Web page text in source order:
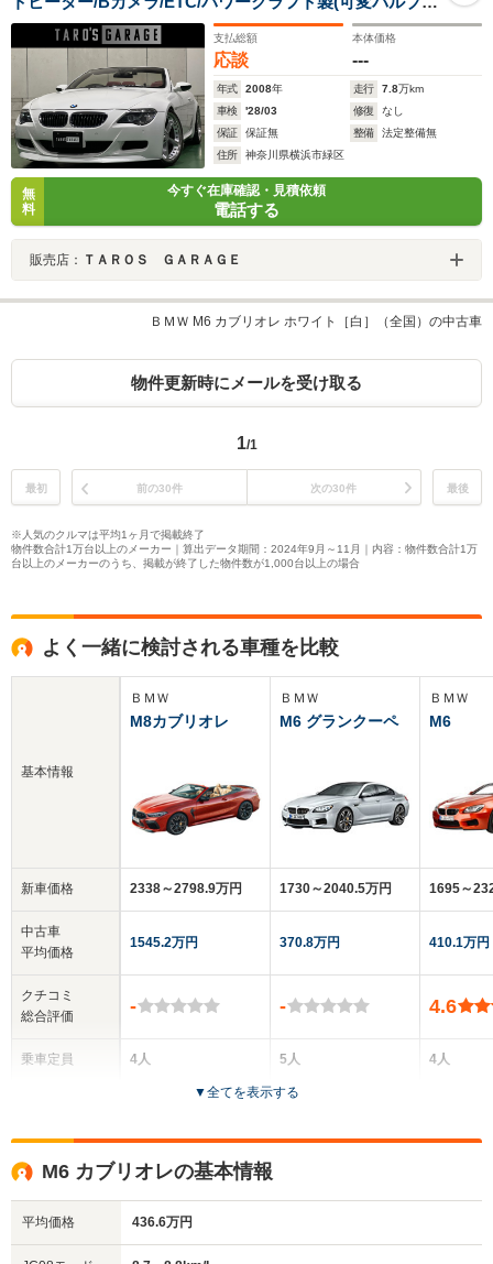
マフラー/H&Rダウンサス/ACシュニッツァー製21インチ
AW/afeパワープーリー/F・Rスポイラ/アンドロイドナビ
支払総額
応談
本体価格
---
年式 2008年 走行 7.8万km
車検
'28/03 修復
なし
保証
保証無 整備
法定整備無
住所
神奈川県横浜市緑区
無
料
今すぐ在庫確認・見積依頼
電話する
販売店： ＴＡＲＯＳ ＧＡＲＡＧＥ
ＢＭＷ M6 カブリオレ ホワイト［白］（全国）の中古車
物件更新時にメールを受け取る
1/1
最初 前の30件 次の30件 最後
※人気のクルマは平均1ヶ月で掲載終了
物件数合計1万台以上のメーカー｜算出データ期間：2024年9月～11月｜内容：物件数合計1万
台以上のメーカーのうち、掲載が終了した物件数が1,000台以上の場合
よく一緒に検討される車種を比較
基本情報
新車価格
中古車
平均価格
クチコミ
総合評価
乗車定員
ＢＭＷ
M8カブリオレ
2338～2798.9万円
1545.2万円
-
4人
全高
1.36m
全幅
ＢＭＷ
M6 グランクーペ
1730～2040.5万円
370.8万円
-
5人
4ドア
ＢＭＷ
M6
1695～
410.1万円
4.6
4人
▼全てを表示する
M6 カブリオレの基本情報
平均価格 436.6万円